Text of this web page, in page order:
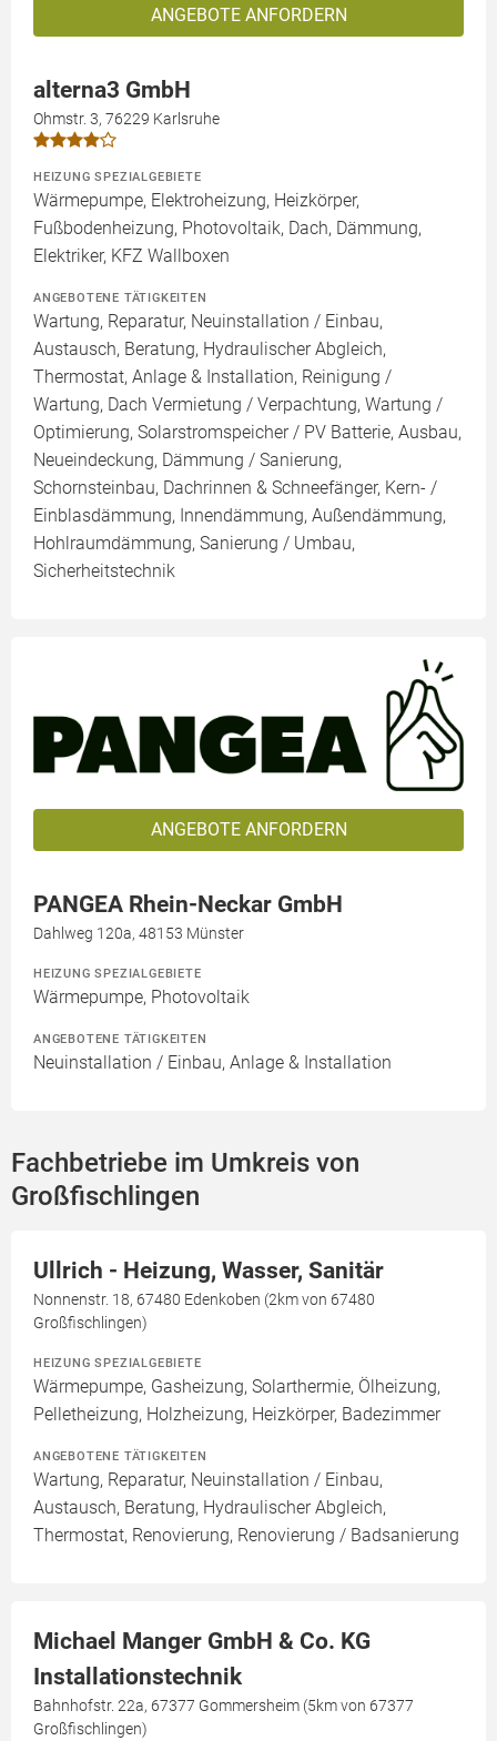
ANGEBOTE ANFORDERN
alterna3 GmbH
Ohmstr. 3, 76229 Karlsruhe
HEIZUNG SPEZIALGEBIETE
Wärmepumpe, Elektroheizung, Heizkörper,
Fußbodenheizung, Photovoltaik, Dach, Dämmung,
Elektriker, KFZ Wallboxen
ANGEBOTENE TÄTIGKEITEN
Wartung, Reparatur, Neuinstallation / Einbau,
Austausch, Beratung, Hydraulischer Abgleich,
Thermostat, Anlage & Installation, Reinigung /
Wartung, Dach Vermietung / Verpachtung, Wartung /
Optimierung, Solarstromspeicher / PV Batterie, Ausbau,
Neueindeckung, Dämmung / Sanierung,
Schornsteinbau, Dachrinnen & Schneefänger, Kern- /
Einblasdämmung, Innendämmung, Außendämmung,
Hohlraumdämmung, Sanierung / Umbau,
Sicherheitstechnik
ANGEBOTE ANFORDERN
PANGEA Rhein-Neckar GmbH
Dahlweg 120a, 48153 Münster
HEIZUNG SPEZIALGEBIETE
Wärmepumpe, Photovoltaik
ANGEBOTENE TÄTIGKEITEN
Neuinstallation / Einbau, Anlage & Installation
Fachbetriebe im Umkreis von
Großfischlingen
Ullrich - Heizung, Wasser, Sanitär
Nonnenstr. 18, 67480 Edenkoben (2km von 67480
Großfischlingen)
HEIZUNG SPEZIALGEBIETE
Wärmepumpe, Gasheizung, Solarthermie, Ölheizung,
Pelletheizung, Holzheizung, Heizkörper, Badezimmer
ANGEBOTENE TÄTIGKEITEN
Wartung, Reparatur, Neuinstallation / Einbau,
Austausch, Beratung, Hydraulischer Abgleich,
Thermostat, Renovierung, Renovierung / Badsanierung
Michael Manger GmbH & Co. KG
Installationstechnik
Bahnhofstr. 22a, 67377 Gommersheim (5km von 67377
Großfischlingen)